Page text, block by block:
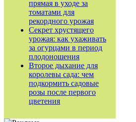
прямая в уходе за
томатами для
рекордного урожая
Секрет хрустящего
урожая: как ухаживать
за огурцами в период
плодоношения
Второе дыхание для
королевы сада: чем
подкормить садовые
розы после первого
цветения